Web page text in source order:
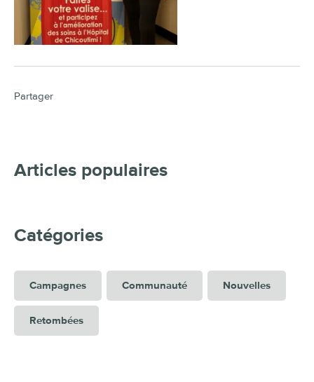
Partager
Articles populaires
Catégories
Campagnes Communauté Nouvelles
Retombées